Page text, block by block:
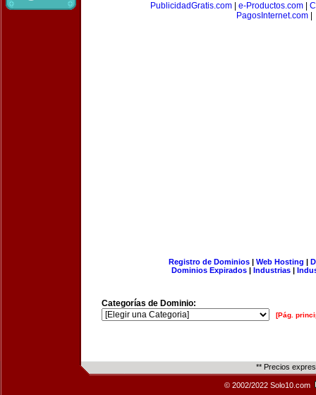
PublicidadGratis.com
e-Productos.com
PagosInternet.com
Registro de Dominios| Web Hosting |
Dominios Expirados | Industrias |
Categorías de Dominio:
[Pág.
** Precios
© 2002/2022 Solo10.com